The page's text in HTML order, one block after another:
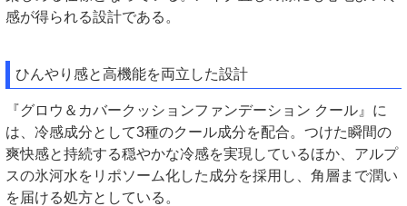
感が得られる設計である。
ひんやり感と高機能を両立した設計
『グロウ＆カバークッションファンデーション クール』に
は、冷感成分として3種のクール成分を配合。つけた瞬間の
爽快感と持続する穏やかな冷感を実現しているほか、アルプ
スの氷河水をリポソーム化した成分を採用し、角層まで潤い
を届ける処方としている。